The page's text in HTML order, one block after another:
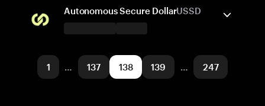
Solana
Gönder/Al Satın al Takas
Optimism
Autonomous Secure DollarUSSD
Gönder/Al Satın al
1 … 137 138 139 … 247